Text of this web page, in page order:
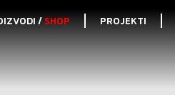
/SHOP PROJEKTI